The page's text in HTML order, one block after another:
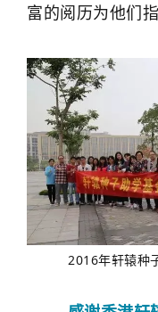
富的阅历为他们指
2016年轩辕种